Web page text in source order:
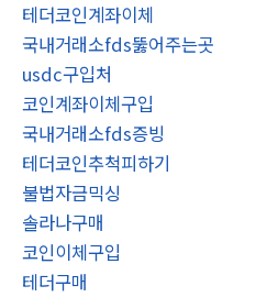
테더코인계좌이체
국내거래소fds뚫어주는곳
usdc구입처
코인계좌이체구입
국내거래소fds증빙
테더코인추척피하기
불법자금믹싱
솔라나구매
코인이체구입
테더구매